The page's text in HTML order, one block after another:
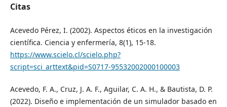
Citas
Acevedo Pérez, I. (2002). Aspectos éticos en la investigación
científica. Ciencia y enfermería, 8(1), 15-18.
https://www.scielo.cl/scielo.php?
script=sci_arttext&pid=S0717-95532002000100003
Acevedo, F. A., Cruz, J. A. F., Aguilar, C. A. H., & Bautista, D. P.
(2022). Diseño e implementación de un simulador basado en